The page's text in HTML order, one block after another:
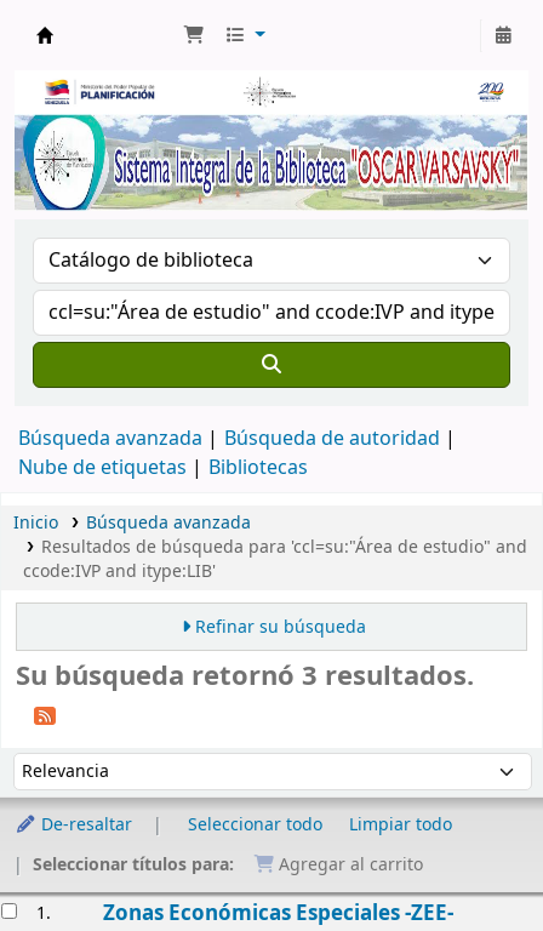
Búsqueda avanzada
Búsqueda de autoridad
Nube de etiquetas
Bibliotecas
Inicio
Búsqueda avanzada
Resultados de búsqueda para 'ccl=su:"Área de estudio" and
ccode:IVP and itype:LIB'
Refinar su búsqueda
Su búsqueda retornó 3 resultados.
Ordenar por:
De-resaltar Seleccionar todo
Limpiar todo
Seleccionar títulos para:
Agregar al carrito
1. Zonas Económicas Especiales -ZEE-